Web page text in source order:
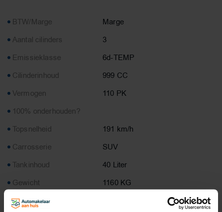
BTW/Marge
Marge
Aantal cilinders
3
Emissieklasse
6d-TEMP
Cilinderinhoud
999 CC
Vermogen
110 PK
100% onderhouden?
Topsnelheid
191 km/h
Carrosserie
SUV
Tankinhoud
40 Liter
Gewicht
1160 KG
Max. trekgewicht